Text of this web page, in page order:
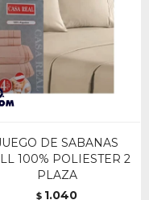
DE SABANAS
100% POLIESTER 2
PLAZA
$ 1.040